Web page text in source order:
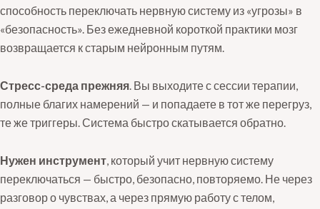
способность переключать нервную систему из «угрозы» в
«безопасность». Без ежедневной короткой практики мозг
возвращается к старым нейронным путям.
Стресс-среда прежняя. Вы выходите с сессии терапии,
полные благих намерений — и попадаете в тот же перегруз,
те же триггеры. Система быстро скатывается обратно.
Нужен инструмент, который учит нервную систему
переключаться — быстро, безопасно, повторяемо. Не через
разговор о чувствах, а через прямую работу с телом,